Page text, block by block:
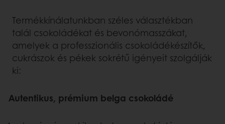
Termékkínálatunkban széles választékban
talál csokoládékat és bevonómasszákat,
amelyek a professzionális csokoládékészítők,
cukrászok és pékek sokrétű igényeit szolgálják
ki:
Autentikus, prémium belga csokoládé